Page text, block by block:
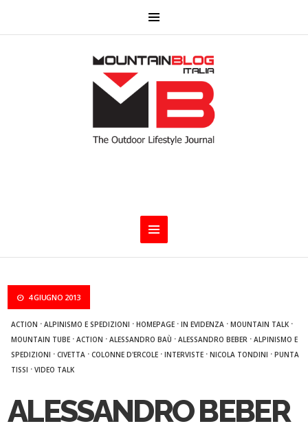
4 GIUGNO 2013
ACTION ·ALPINISMO E SPEDIZIONI ·HOMEPAGE ·IN EVIDENZA ·MOUNTAIN TALK ·
MOUNTAIN TUBE ·ACTION ·ALESSANDRO BAÙ ·ALESSANDRO BEBER ·ALPINISMO E
SPEDIZIONI ·CIVETTA ·COLONNE D'ERCOLE ·INTERVISTE ·NICOLA TONDINI ·PUNTA
TISSI ·VIDEO TALK
ALESSANDRO BEBER